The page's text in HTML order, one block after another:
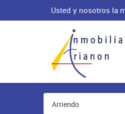
Usted y nosotros la